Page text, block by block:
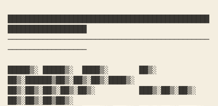
──────────────────────────────────────────────
──────────────────
█████▒░ █████▒░  ████▒░       ██▒░
██▒░██████▒██▒░██▒░██▒░████▒░
██▒░██▒░██▒░██▒░██▒░          ███▒░██▒░██▒░
██▒░██▒░██▒██▒░